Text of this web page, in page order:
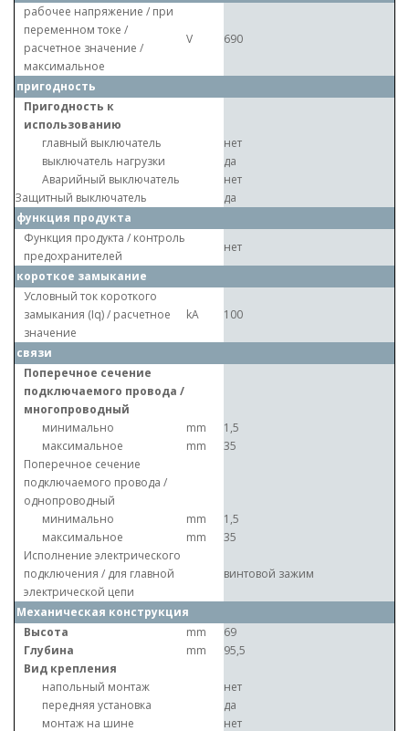
рабочее напряжение / при
переменном токе /
расчетное значение /
максимальное
V 690
пригодность
Пригодность к
использованию
главный выключатель
нет
выключатель нагрузки
да
Аварийный выключатель
нет
Защитный выключатель
да
функция продукта
Функция продукта / контроль
предохранителей
нет
короткое замыкание
Условный ток короткого
замыкания (Iq) / расчетное
значение
kA 100
связи
Поперечное сечение
подключаемого провода /
многопроводный
минимально
mm
1,5
максимальное
mm
35
Поперечное сечение
подключаемого провода /
однопроводный
минимально
mm
1,5
максимальное
mm
35
Исполнение электрического
подключения / для главной
электрической цепи
винтовой зажим
Механическая конструкция
Высота
mm
69
Глубина
mm
95,5
Вид крепления
напольный монтаж
нет
передняя установка
да
монтаж на шине
нет